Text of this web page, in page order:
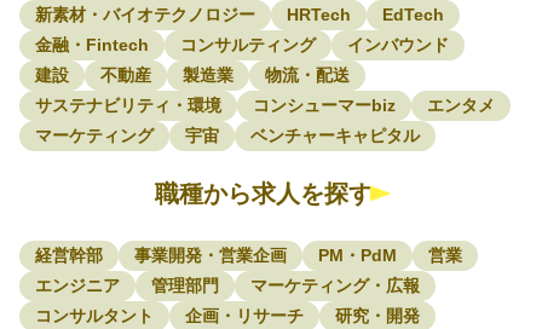
新素材・バイオテクノロジー
HRTech
EdTech
金融・Fintech
コンサルティング
インバウンド
建設
不動産 製造業
物流・配送
サステナビリティ・環境
コンシューマーbiz
エンタメ
マーケティング
宇宙 ベンチャーキャピタル
職種から求人を探す
経営幹部 事業開発・営業企画 PM・PdM
営業
エンジニア
管理部門
マーケティング・広報
コンサルタント
企画・リサーチ
研究・開発